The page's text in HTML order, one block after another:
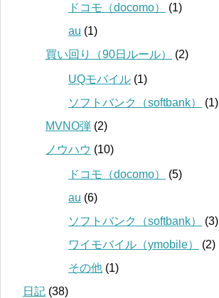
ドコモ（docomo）
(1)
au (1)
買い回り（90日ルール）
(2)
UQモバイル (1)
ソフトバンク（softbank）
(1)
MVNO弾 (2)
ノウハウ (10)
ドコモ（docomo）
(5)
au (6)
ソフトバンク（softbank）
(3)
ワイモバイル（ymobile）
(2)
その他 (1)
日記 (38)